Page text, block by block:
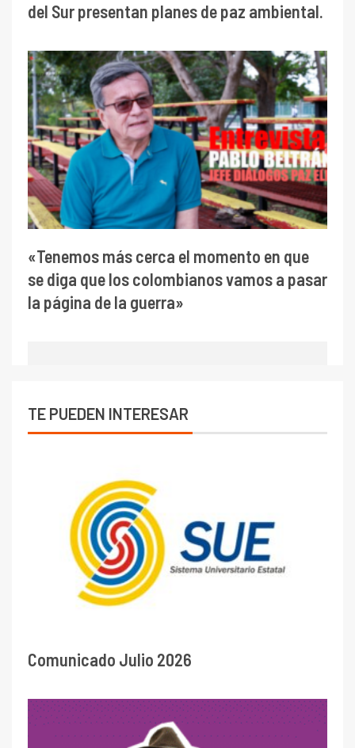
del Sur presentan planes de paz ambiental.
«Tenemos más cerca el momento en que
se diga que los colombianos vamos a pasar
la página de la guerra»
TE PUEDEN INTERESAR
Comunicado Julio 2026